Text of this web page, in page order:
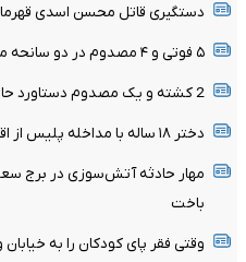
دستگیری قاتل محسن اسدی
۵ فوتی و ۴ مصدوم در دو سانحه مرگبار محورهای خرمشهر
2 کشته و یک مصدوم دستاورد حادثه رانندگی در کنارگذر شمالی اراک
دختر ۱۸ ساله با مداخله پلیس از اقدام به خودکشی در کرج منصرف شد
مهار حادثه آتش‌سوزی در برج
باخت
وقتی فقر پای کودکان را به